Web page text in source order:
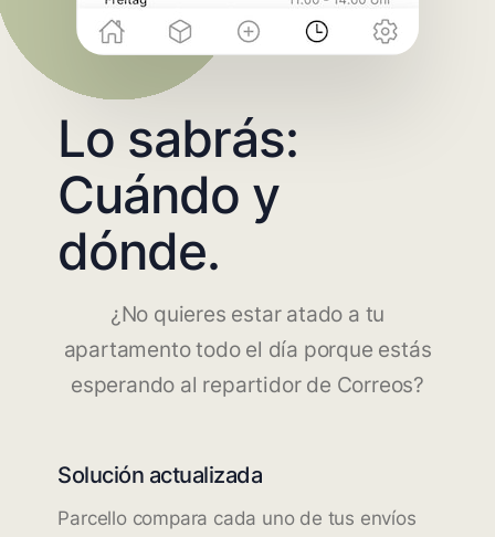
Lo sabrás:
Cuándo y
dónde.
¿No quieres estar atado a tu
apartamento todo el día porque estás
esperando al repartidor de Correos?
Solución actualizada
Parcello compara cada uno de tus envíos